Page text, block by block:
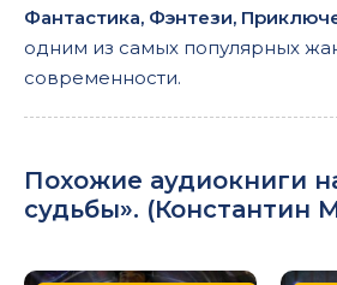
Фантастика, Фэнтези,
одним из самых популярных
современности.
Похожие аудиокниги
судьбы». (Константин